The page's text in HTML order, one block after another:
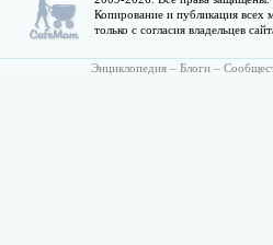
Копирование и публикация всех
только с согласия владельцев
Энциклопедия – Блоги –